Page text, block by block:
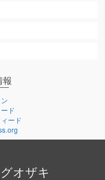
報
ド
ード
オザキ